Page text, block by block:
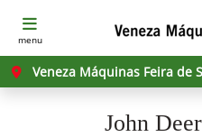
menu
Veneza Máquinas Feira de
John